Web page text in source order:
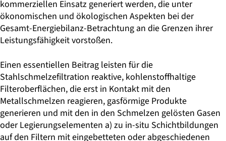
kommerziellen Einsatz generiert werden, die unter
ökonomischen und ökologischen Aspekten bei der
Gesamt-Energiebilanz-Betrachtung an die Gren­zen ihrer
Leistungsfähigkeit vorstoßen.
Einen essentiellen Beitrag leisten für die
Stahlschmelzefiltration reaktive, kohlen­stoffhaltige
Filteroberflächen, die erst in Kontakt mit den
Metallschmelzen reagie­ren, gasförmige Produkte
generieren und mit den in den Schmelzen gelösten Gasen
oder Legierungselementen a) zu in-situ Schichtbildungen
auf den Filtern mit einge­betteten oder abgeschiedenen